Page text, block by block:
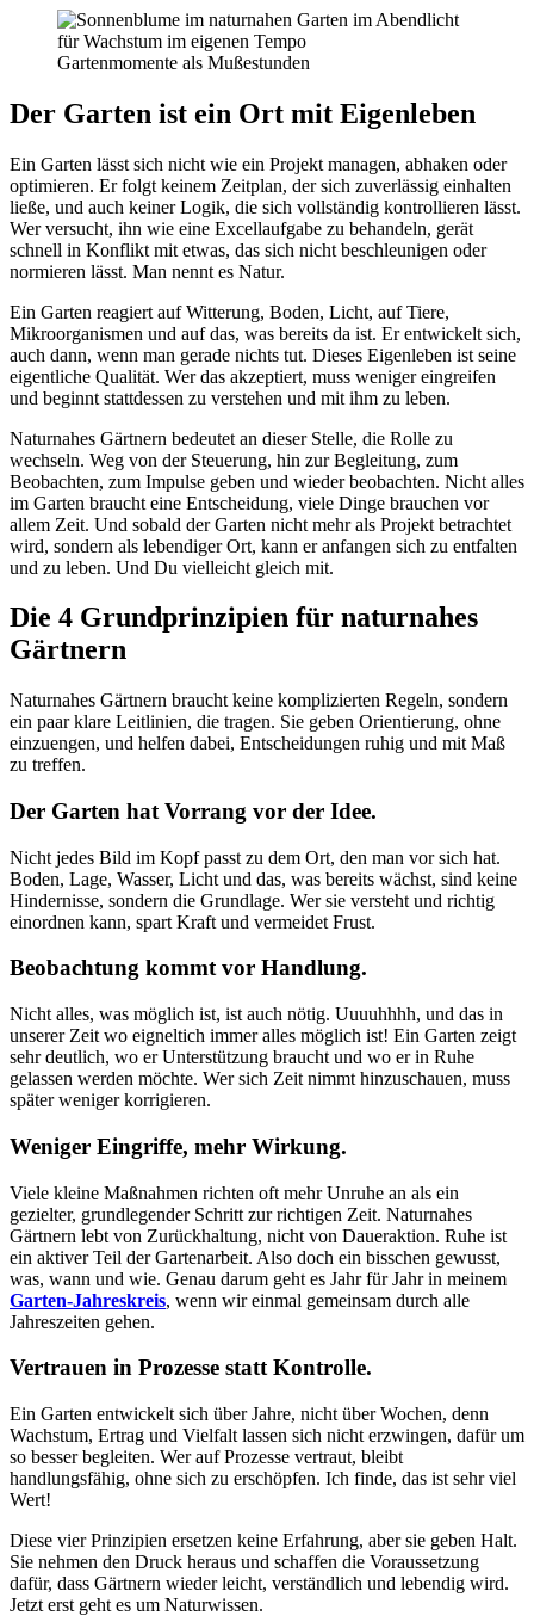
Gartenmomente als Mußestunden
Der Garten ist ein Ort mit Eigenleben
Ein Garten lässt sich nicht wie ein Projekt managen, abhaken oder
optimieren. Er folgt keinem Zeitplan, der sich zuverlässig einhalten
ließe, und auch keiner Logik, die sich vollständig kontrollieren lässt.
Wer versucht, ihn wie eine Excellaufgabe zu behandeln, gerät
schnell in Konflikt mit etwas, das sich nicht beschleunigen oder
normieren lässt. Man nennt es Natur.
Ein Garten reagiert auf Witterung, Boden, Licht, auf Tiere,
Mikroorganismen und auf das, was bereits da ist. Er entwickelt sich,
auch dann, wenn man gerade nichts tut. Dieses Eigenleben ist seine
eigentliche Qualität. Wer das akzeptiert, muss weniger eingreifen
und beginnt stattdessen zu verstehen und mit ihm zu leben.
Naturnahes Gärtnern bedeutet an dieser Stelle, die Rolle zu
wechseln. Weg von der Steuerung, hin zur Begleitung, zum
Beobachten, zum Impulse geben und wieder beobachten. Nicht alles
im Garten braucht eine Entscheidung, viele Dinge brauchen vor
allem Zeit. Und sobald der Garten nicht mehr als Projekt betrachtet
wird, sondern als lebendiger Ort, kann er anfangen sich zu entfalten
und zu leben. Und Du vielleicht gleich mit.
Die 4 Grundprinzipien für naturnahes
Gärtnern
Naturnahes Gärtnern braucht keine komplizierten Regeln, sondern
ein paar klare Leitlinien, die tragen. Sie geben Orientierung, ohne
einzuengen, und helfen dabei, Entscheidungen ruhig und mit Maß
zu treffen.
Der Garten hat Vorrang vor der Idee.
Nicht jedes Bild im Kopf passt zu dem Ort, den man vor sich hat.
Boden, Lage, Wasser, Licht und das, was bereits wächst, sind keine
Hindernisse, sondern die Grundlage. Wer sie versteht und richtig
einordnen kann, spart Kraft und vermeidet Frust.
Beobachtung kommt vor Handlung.
Nicht alles, was möglich ist, ist auch nötig. Uuuuhhhh, und das in
unserer Zeit wo eigneltich immer alles möglich ist! Ein Garten zeigt
sehr deutlich, wo er Unterstützung braucht und wo er in Ruhe
gelassen werden möchte. Wer sich Zeit nimmt hinzuschauen, muss
später weniger korrigieren.
Weniger Eingriffe, mehr Wirkung.
Viele kleine Maßnahmen richten oft mehr Unruhe an als ein
gezielter, grundlegender Schritt zur richtigen Zeit. Naturnahes
Gärtnern lebt von Zurückhaltung, nicht von Daueraktion. Ruhe ist
ein aktiver Teil der Gartenarbeit. Also doch ein bisschen gewusst,
was, wann und wie. Genau darum geht es Jahr für Jahr in meinem
Garten-Jahreskreis, wenn wir einmal gemeinsam durch alle
Jahreszeiten gehen.
Vertrauen in Prozesse statt Kontrolle.
Ein Garten entwickelt sich über Jahre, nicht über Wochen, denn
Wachstum, Ertrag und Vielfalt lassen sich nicht erzwingen, dafür um
so besser begleiten. Wer auf Prozesse vertraut, bleibt
handlungsfähig, ohne sich zu erschöpfen. Ich finde, das ist sehr viel
Wert!
Diese vier Prinzipien ersetzen keine Erfahrung, aber sie geben Halt.
Sie nehmen den Druck heraus und schaffen die Voraussetzung
dafür, dass Gärtnern wieder leicht, verständlich und lebendig wird.
Jetzt erst geht es um Naturwissen.